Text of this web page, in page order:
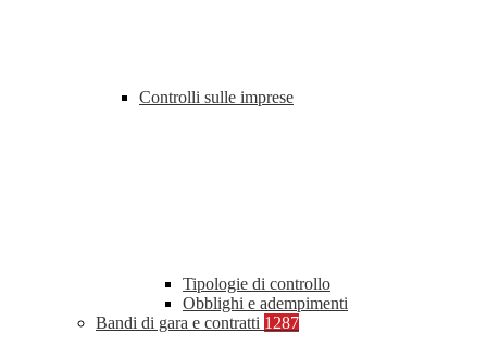
Controlli sulle imprese
Tipologie di controllo
Obblighi e adempimenti
Bandi di gara e contratti 1287